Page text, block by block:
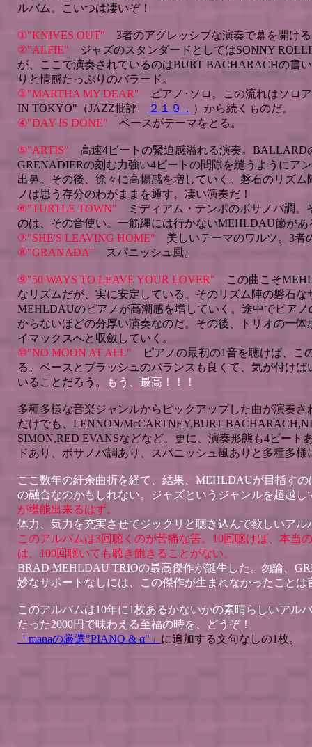
ルバム。
こいつは凄いぞ！
①"KNIVES OUT"
3者のアグレッシブな演奏で幕を開け
②"ALFIE"
ジャズのスタンダードとしてはSONNY
が、ここで演奏されているのはBURT BACHARACHの書
りと情感たっぷりのバラード。
③"MARTHA MY DEAR"
ピアノ･ソロ。
この流れはソロ
IN TOKYO"（JAZZ批評
２１９． ）から続くものだ。
④"DAY IS DONE"
ベースがテーマをとる。
⑤"ARTIS"
高速4ビートの緊迫感溢れる演奏。BALLARD
GRENADIERの刻む力強い4ビートの間隙を縫うようにア
出鼻。その後、徐々に高揚感を増していく。磐石のリズ
ノは思う存分のわがままを通す。 凄い演奏だ！
⑥"TURTLE TOWN"
ミディアム・テンポのボサノバ調
のは、その音使い。一筋縄には行かないMEHLDAU節があ
⑦"SHE'S LEAVING HOME"
美しいテーマのワルツ。3者
⑧"GRANADA"
スパニッシュ風。
⑨"50 WAYS TO LEAVE YOUR LOVER"
この曲こそ
なリズムだが、実に安定している。そのリズム陣の磐石な
MEHLDAUのピアノが高潮感を増していく。途中でピア
からないほどの分厚い演奏なのだ。その後、トリオの一
イマックスへと収斂していく。
⑩"NO MOON AT ALL"
ピアノの最初の1音を聴けば、こ
る。ベースとブラッシュのバランスも良くて、気が付け
いることだろう。
もう、最高！！！
多種多様な音楽ジャンルからピックアップした曲が演奏
だけでも、LENNON/McCARTNEY,BURT
SIMON,RED EVANSなどなど。更に、演奏形態も4ビート
ドあり、ボサノバ調あり、スパニッシュ風ありと多種多様
ここ数年の紆余曲折を経て、結果、MEHLDAUが目指す
の融合なのかもしれない。ジャズというジャンルを超越し
が堪能出来るはず。
体力、気力を充実させてジックリと聴き込んで欲しいアル
このアルバムは3回聴くのが苦痛な筈。10回聴けば、本当
は、100回聴いても聴き飽きることがない。
BRAD MEHLDAU TRIOの最高傑作が誕生した。勿論、
妙なサポートなしには、この傑作が生まれなかったことは
このアルバムは10年に1枚あるかないかの素晴らしいアル
たった2000円で味わえる至福の時を、どうぞ！
「manaの厳選"PIANO & α"」 に追加する文句なしの1枚